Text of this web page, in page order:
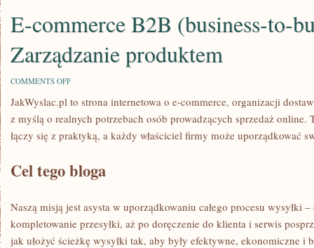
E-commerce B2B (business-to-
Zarządzanie produktem
COMMENTS OFFON
COMMERCE
(BUSINESS-
TO-
BUSINESS)
ZARZĄDZANIE
PRODUKTEM
JakWyslac.pl to strona internetowa o e-commerce, organizacji
z myślą o realnych potrzebach osób prowadzących sprzedaż online.
łączy się z praktyką, a każdy właściciel firmy może uporządkować
Cel tego bloga
Naszą misją jest asysta w uporządkowaniu całego procesu wysyłki
kompletowanie przesyłki, aż po doręczenie do klienta i serwis
jak ułożyć ścieżkę wysyłki tak, aby były efektywne, ekonomiczne i